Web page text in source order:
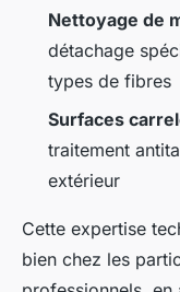
Nettoyage de
détachage
types de fibres
Surfaces
traitement
extérieur
Cette expertise
bien chez les